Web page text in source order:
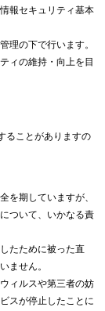
報セキュリティ基本
理の下で行います。
ィの維持・向上を目
ることがありますの
を期していますが、
ついて、いかなる責
たために被った直
ません。
ィルスや第三者の妨
スが停止したことに